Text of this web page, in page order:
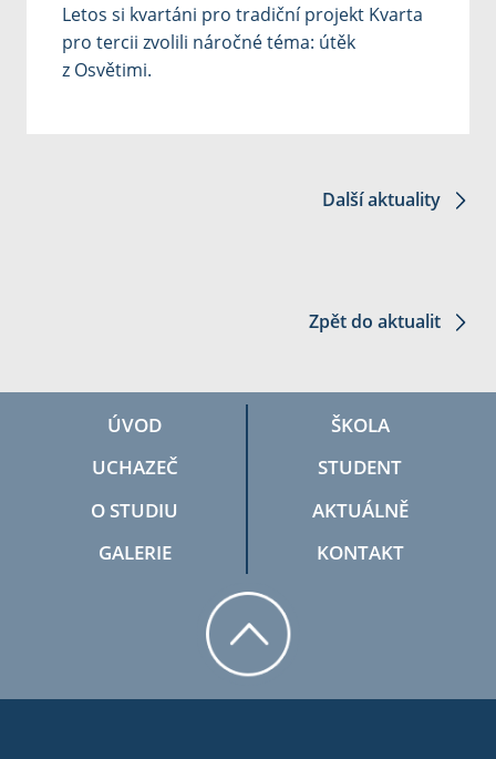
Letos si kvartáni pro tradiční projekt Kvarta
pro tercii zvolili náročné téma: útěk
z Osvětimi.
Další aktuality
Zpět do aktualit
ÚVOD
ŠKOLA
UCHAZEČ
STUDENT
O STUDIU
AKTUÁLNĚ
GALERIE
KONTAKT